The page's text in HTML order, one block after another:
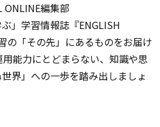
ONLINE編集部
」学習情報誌『ENGLISH
の「その先」にあるものをお届け
能力にとどまらない、知識や思
界」への一歩を踏み出しましょ